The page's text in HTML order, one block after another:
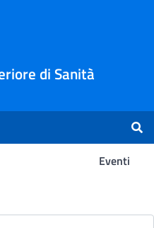
di Sanità
Eventi
-